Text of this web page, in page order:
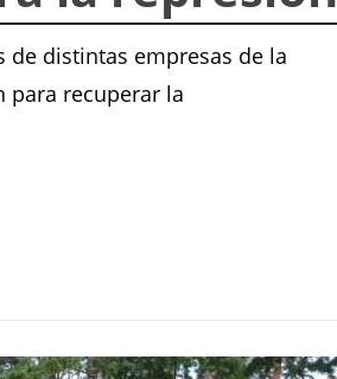
distintas empresas de la
para recuperar la